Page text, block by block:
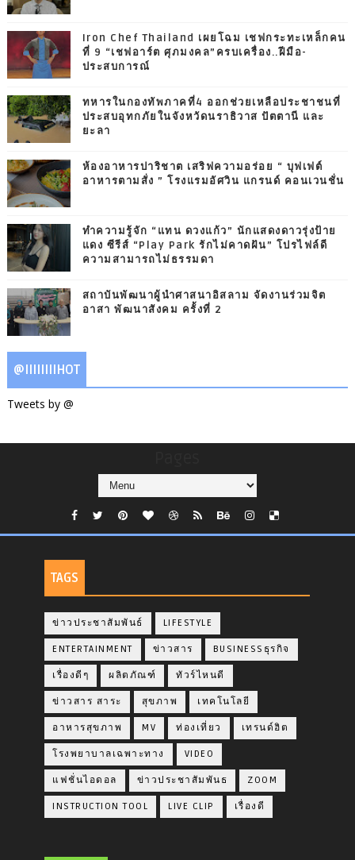
Iron Chef Thailand เผยโฉม เชฟกระทะเหล็กคน
ที่ 9 “เชฟอาร์ต ศุภมงคล”ครบเครื่อง..ฝีมือ-
ประสบการณ์
ทหารในกองทัพภาคที่4 ออกช่วยเหลือประชาชนที่
ประสบอุทกภัยในจังหวัดนราธิวาส ปัตตานี และ
ยะลา
ห้องอาหารปาริชาต เสริฟความอร่อย “ บุฟเฟต์
อาหารตามสั่ง ” โรงแรมอัศวิน แกรนด์ คอนเวนชั่น
ทำความรู้จัก “แทน ดวงแก้ว” นักแสดงดาวรุ่งป้าย
แดง ซีรีส์ “Play Park รักไม่คาดฝัน” โปรไฟล์ดี
ความสามารถไม่ธรรมดา
สถาบันพัฒนาผู้นำศาสนาอิสลาม จัดงานร่วมจิต
อาสา พัฒนาสังคม ครั้งที่ 2
@IIIIIIIIHOT
Tweets by @
TAGS
ข่าวประชาสัมพันธ์ LIFESTYLE
ENTERTAINMENT ข่าวสาร BUSINESSธุรกิจ
เรื่องดีๆ ผลิตภัณฑ์ ทัวร์ไหนดี
ข่าวสาร สาระ สุขภาพ เทคโนโลยี
อาหารสุขภาพ MV ท่องเที่ยว เทรนด์ฮิต
โรงพยาบาลเฉพาะทาง VIDEO
แฟชั่นไอดอล ข่าวประชาสัมพันธ ZOOM
INSTRUCTION TOOL LIVE CLIP เรื่องดี